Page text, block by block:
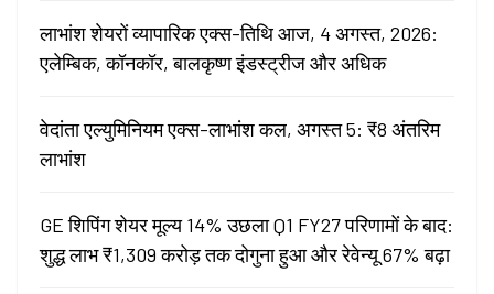
लाभांश शेयरों व्यापारिक एक्स-तिथि आज, 4 अगस्त, 2026:
एलेम्बिक, कॉनकॉर, बालकृष्ण इंडस्ट्रीज और अधिक
वेदांता एल्युमिनियम एक्स-लाभांश कल, अगस्त 5: ₹8 अंतरिम
लाभांश
GE शिपिंग शेयर मूल्य 14% उछला Q1 FY27 परिणामों के बाद:
शुद्ध लाभ ₹1,309 करोड़ तक दोगुना हुआ और रेवेन्यू 67% बढ़ा